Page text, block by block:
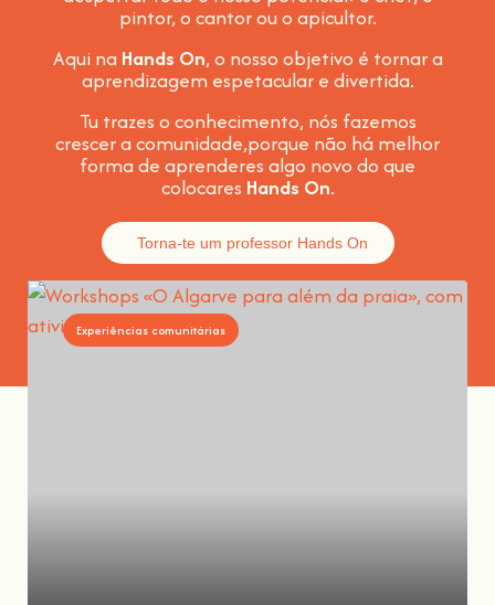
pintor, o cantor ou o apicultor.
Aqui na Hands On, o nosso objetivo é tornar a
aprendizagem espetacular e divertida.
Tu trazes o conhecimento, nós fazemos
crescer a comunidade,porque não há melhor
forma de aprenderes algo novo do que
colocares Hands On.
Torna-te um professor Hands On
Experiências comunitárias